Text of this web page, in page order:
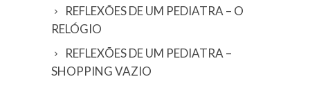
REFLEXÕES DE UM PEDIATRA – O
RELÓGIO
REFLEXÕES DE UM PEDIATRA –
SHOPPING VAZIO